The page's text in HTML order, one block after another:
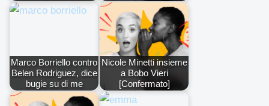
Marco Borriello contro
Belen Rodriguez, dice
bugie su di me
Nicole Minetti insieme
a Bobo Vieri
[Confermato]